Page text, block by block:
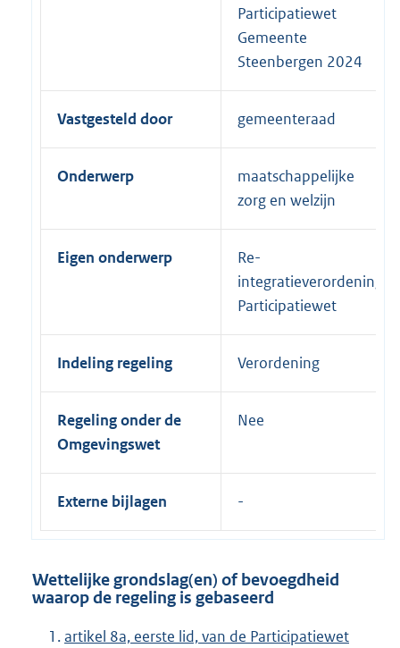
Participatiewet
Gemeente
Steenbergen 2024
Vastgesteld door gemeenteraad
Onderwerp
maatschappelijke
zorg en welzijn
Eigen onderwerp
Re-
integratieverordening
Participatiewet
Indeling regeling Verordening
Regeling onder de
Omgevingswet
Nee
Externe bijlagen
Wettelijke grondslag(en) of bevoegdheid
waarop de regeling is gebaseerd
artikel 8a, eerste lid, van de Participatiewet